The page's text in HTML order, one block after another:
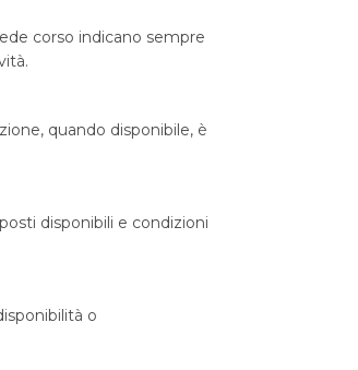
corso indicano sempre
quando disponibile, è
disponibili e condizioni
o